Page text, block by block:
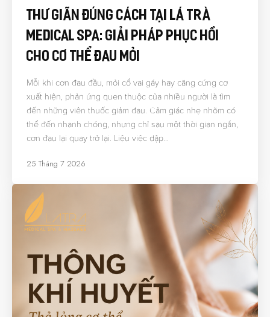
Thư Giãn Đúng Cách Tại Lá Trà
Medical Spa: Giải Pháp Phục Hồi
Cho Cơ Thể Đau Mỏi
Mỗi khi cơn đau đầu, mỏi cổ vai gáy hay căng cứng cơ
xuất hiện, phản ứng quen thuộc của nhiều người là tìm
đến những viên thuốc giảm đau. Cảm giác nhẹ nhõm có
thể đến nhanh chóng, nhưng chỉ sau một thời gian ngắn,
cơn đau lại quay trở lại. Liệu việc dập…
25 Tháng 7 2026